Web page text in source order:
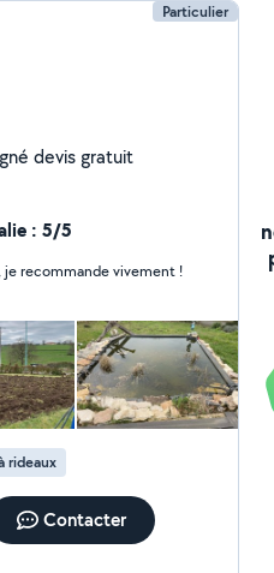
Particulier
devis gratuit
: 5/5
recommande vivement !
rideaux
Contacter